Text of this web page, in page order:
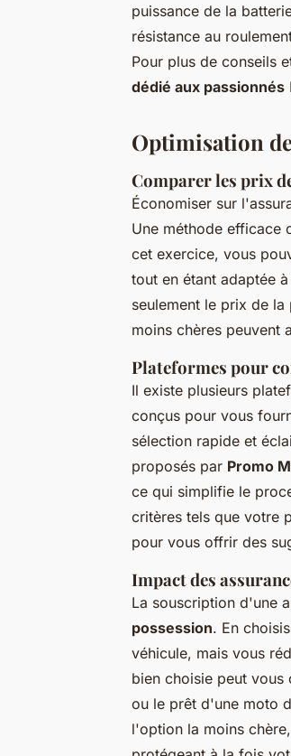
puissance de la
résistance au
Pour plus de conseils
dédié aux passionnés
Optimisation
Comparer les prix
Économiser sur
Une méthode efficace
cet exercice, vous
tout en étant adaptée
seulement le prix de
moins chères peuvent
Plateformes pour
Il existe plusieurs
conçus pour vous
sélection rapide et
proposés par Promo
ce qui simplifie le
critères tels que votre
pour vous offrir des
Impact des
La souscription d'une
possession. En
véhicule, mais vous
bien choisie peut vous
ou le prêt d'une moto
l'option la moins